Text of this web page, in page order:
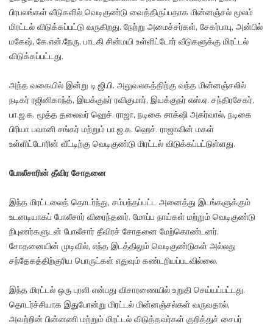
பிரபலங்கள் வீடுகளில் வெடிகுண்டு வைத்திருப்பதாக மின்னஞ்சல் மூலம்
மிரட்டல் விடுக்கப்பட்டு வருகிறது. நேற்று அமைச்சர்கள், சேகர்பாபு, அன்பில்
மகேஷ், கே.என்.நேரு, பாடகி சின்மயி உள்ளிட்டோர் வீடுகளுக்கு மிரட்டல்
விடுக்கப்பட்டது.
அந்த வகையில் இன்று டி.ஜி.பி. அலுவலகத்திற்கு வந்த மின்னஞ்சலில்
நடிகர் ரஜினிகாந்த், இயக்குநர் ரவிகுமார், இயக்குநர் எஸ்.ஏ. சந்திரசேகர்,
பா.ஜ.க. மூத்த தலைவர் ஹெச். ராஜா, நடிகை சாக்‌ஷி அகர்வால், நடிகை
பிரியா பவானி சங்கர் மற்றும் பா.ஜ.க. ஹெச். ராஜாவின் மகள்
உள்ளிட்டோரின் வீட்டிற்கு வெடிகுண்டு மிரட்டல் விடுக்கப்பட்டுள்ளது.
போலீசாரின் தீவிர சோதனை
இந்த மிரட்டலைத் தொடர்ந்து, சம்பந்தப்பட்ட அனைத்து இடங்களுக்கும்
உடனடியாகப் போலீசார் விரைந்தனர். மோப்ப நாய்கள் மற்றும் வெடிகுண்டு
நிபுணர்களுடன் போலீசார் தீவிரச் சோதனை மேற்கொண்டனர்.
சோதனையின் முடிவில், எந்த இடத்திலும் வெடிகுண்டுகள் அல்லது
சந்தேகத்திற்குரிய பொருட்கள் எதுவும் கண்டறியப்படவில்லை.
இந்த மிரட்டல் ஒரு புரளி என்பது விசாரணையில் உறுதி செய்யப்பட்டது.
தொடர்ச்சியாக இதுபோன்று மிரட்டல் மின்னஞ்சல்கள் வருவதால்,
அவற்றின் பின்னணி மற்றும் மிரட்டல் விடுத்தவர்கள் குறித்துச் சைபர்